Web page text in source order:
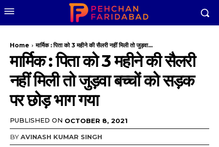
Home मार्मिक : पिता को 3 महीने की सैलरी नहीं मिली तो जुड़वा...
मार्मिक : पिता को 3 महीने की सैलरी
नहीं मिली तो जुड़वा बच्चों को सड़क
पर छोड़ भाग गया
PUBLISHED ON OCTOBER 8, 2021
BYAVINASH KUMAR SINGH